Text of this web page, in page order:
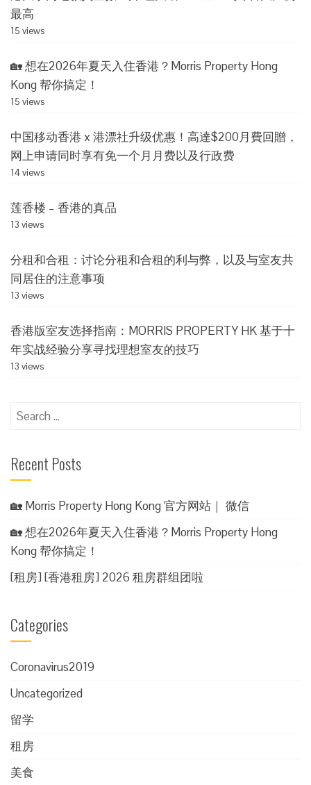
最高
15 views
🏡 想在2026年夏天入住香港？Morris Property Hong
Kong 帮你搞定！
15 views
中国移动香港 x 港漂社升级优惠！高達$200月費回贈，
网上申请同时享有免一个月月费以及行政费
14 views
莲香楼 – 香港的真品
13 views
分租和合租：讨论分租和合租的利与弊，以及与室友共
同居住的注意事项
13 views
香港版室友选择指南：MORRIS PROPERTY HK 基于十
年实战经验分享寻找理想室友的技巧
13 views
Search
Recent Posts
🏡 Morris Property Hong Kong 官方网站｜ 微信
🏡 想在2026年夏天入住香港？Morris Property Hong
Kong 帮你搞定！
[租房] [香港租房] 2026 租房群组团啦
Categories
Coronavirus2019
Uncategorized
留学
租房
美食